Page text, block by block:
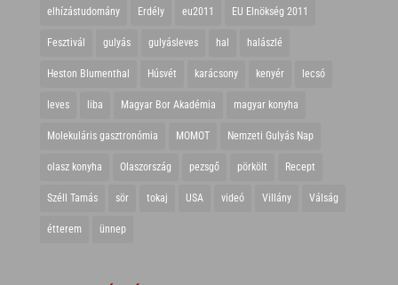
elhízástudomány Erdély eu2011 EU Elnökség 2011
Fesztivál gulyás gulyásleves hal halászlé
Heston Blumenthal Húsvét karácsony kenyér lecsó
leves liba Magyar Bor Akadémia magyar konyha
Molekuláris gasztronómia MOMOT Nemzeti Gulyás Nap
olasz konyha Olaszország pezsgő pörkölt Recept
Széll Tamás sör tokaj USA videó Villány Válság
étterem ünnep